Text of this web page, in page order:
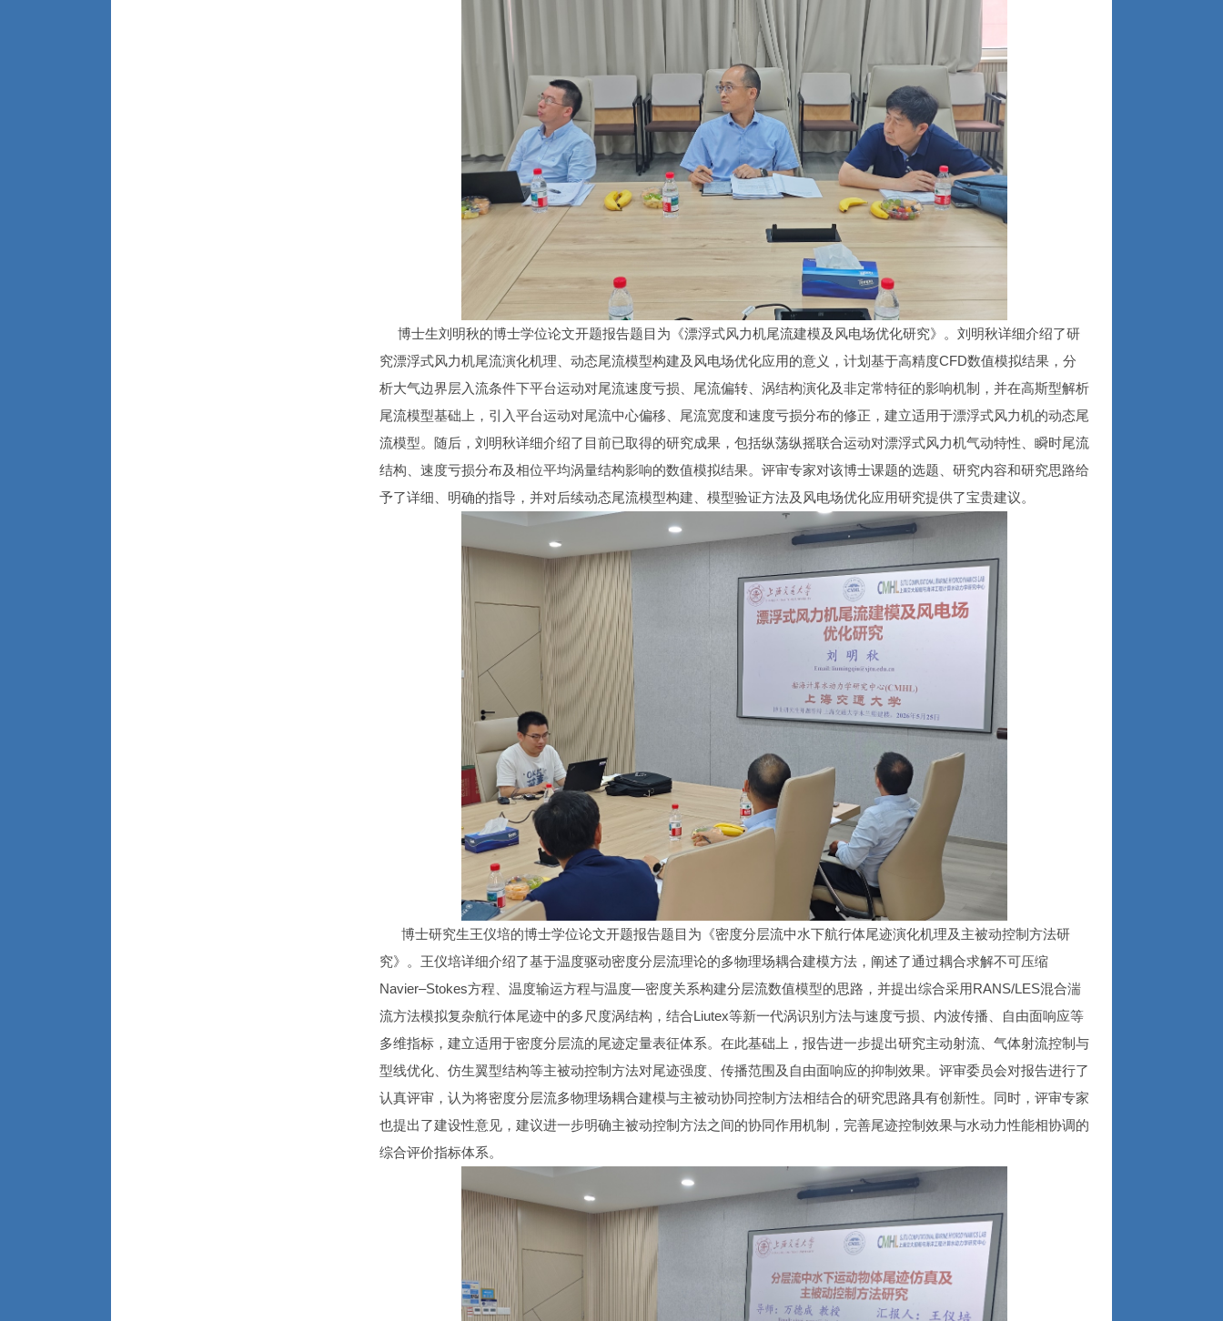
博士生刘明秋的博士学位论文开题报告题目为《漂浮式风力机尾流建模及风电场优化研究》。刘明秋详细介绍了研
究漂浮式风力机尾流演化机理、动态尾流模型构建及风电场优化应用的意义，计划基于高精度CFD数值模拟结果，分
析大气边界层入流条件下平台运动对尾流速度亏损、尾流偏转、涡结构演化及非定常特征的影响机制，并在高斯型解析
尾流模型基础上，引入平台运动对尾流中心偏移、尾流宽度和速度亏损分布的修正，建立适用于漂浮式风力机的动态尾
流模型。随后，刘明秋详细介绍了目前已取得的研究成果，包括纵荡纵摇联合运动对漂浮式风力机气动特性、瞬时尾流
结构、速度亏损分布及相位平均涡量结构影响的数值模拟结果。评审专家对该博士课题的选题、研究内容和研究思路给
予了详细、明确的指导，并对后续动态尾流模型构建、模型验证方法及风电场优化应用研究提供了宝贵建议。
博士研究生王仪培的博士学位论文开题报告题目为《密度分层流中水下航行体尾迹演化机理及主被动控制方法研
究》。王仪培详细介绍了基于温度驱动密度分层流理论的多物理场耦合建模方法，阐述了通过耦合求解不可压缩
Navier–Stokes方程、温度输运方程与温度—密度关系构建分层流数值模型的思路，并提出综合采用RANS/LES混合湍
流方法模拟复杂航行体尾迹中的多尺度涡结构，结合Liutex等新一代涡识别方法与速度亏损、内波传播、自由面响应等
多维指标，建立适用于密度分层流的尾迹定量表征体系。在此基础上，报告进一步提出研究主动射流、气体射流控制与
型线优化、仿生翼型结构等主被动控制方法对尾迹强度、传播范围及自由面响应的抑制效果。评审委员会对报告进行了
认真评审，认为将密度分层流多物理场耦合建模与主被动协同控制方法相结合的研究思路具有创新性。同时，评审专家
也提出了建设性意见，建议进一步明确主被动控制方法之间的协同作用机制，完善尾迹控制效果与水动力性能相协调的
综合评价指标体系。